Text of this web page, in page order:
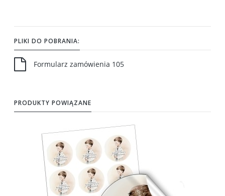
PLIKI DO POBRANIA:
Formularz zamówienia 105
PRODUKTY POWIĄZANE